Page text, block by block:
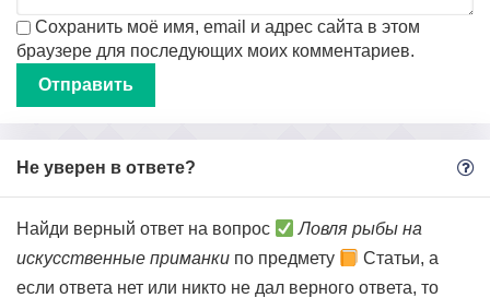
Сохранить моё имя, email и адрес сайта в этом
браузере для последующих моих комментариев.
Не уверен в ответе?
Найди верный ответ на вопрос
Ловля рыбы на
искусственные приманки по предмету
Статьи, а
если ответа нет или никто не дал верного ответа, то